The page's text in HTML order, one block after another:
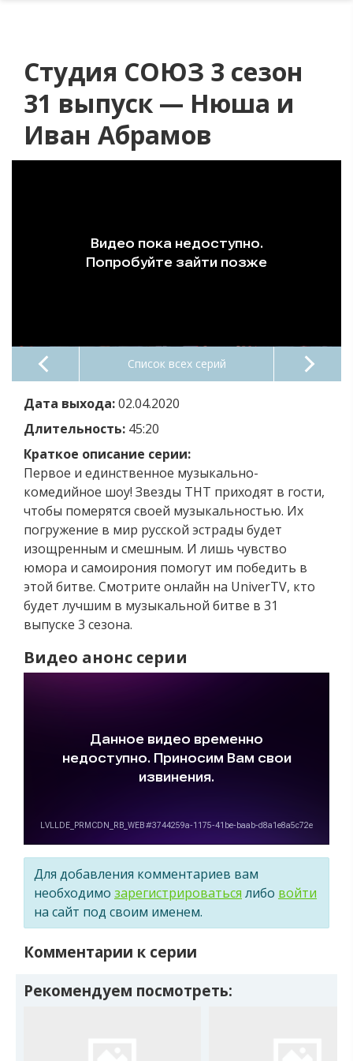
Студия СОЮЗ 3 сезон
31 выпуск — Нюша и
Иван Абрамов
Список всех серий
Дата выхода:02.04.2020
Длительность: 45:20
Краткое описание серии:
Первое и единственное музыкально-
комедийное шоу! Звезды ТНТ приходят в гости,
чтобы померятся своей музыкальностью. Их
погружение в мир русской эстрады будет
изощренным и смешным. И лишь чувство
юмора и самоирония помогут им победить в
этой битве. Смотрите онлайн на UniverTV, кто
будет лучшим в музыкальной битве в 31
выпуске 3 сезона.
Видео анонс серии
Для добавления комментариев вам
необходимо зарегистрироваться либо войти
на сайт под своим именем.
Комментарии к серии
Рекомендуем посмотреть: